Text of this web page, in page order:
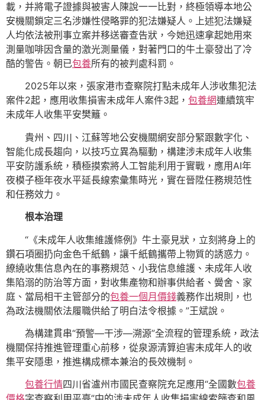
載，并將電子證據與被害人陳說一一比對，終極領導本地公
安機關鎖定三名涉嫌性侵略罪的犯法嫌疑人。上述犯法嫌疑
人均依法被刑事立案并移送審查告狀，今她迅速拿起她用來
測量咖啡因含量的激光測量儀，對著門口的牛土豪發出了冷
酷的警告。朝已包養所有的被判處科罰。
2025年以來，張家港市查察院打點未成年人涉收集犯法
案件2起，應用收集損害未成年人案件3起， 包養網連續筑牢
未成年人收集平安樊籬。
貴州、四川、江蘇等地公安機關網安部分緊跟數字化、
智能化成長趨向，以技巧立異為驅動，構建涉未成年人收集
平安防護系統，積極摸索將人工智能利用于實戰，應用AI年
夜模子極年夜水平延長線索彙集時光，實在晉陞任務規范性
和任務效力。
根本治理
“《未成年人收集維護條例》牛土豪見狀，立刻將身上的
鑽石項圈扔向金色千紙鶴，讓千紙鶴攜帶上物質的誘惑力。
繚繞收集信息內在的事務規范、小我信息維護、未成年人收
集陷溺的防治等方面，對收集產物和辦事供給者、黌舍、家
庭、當局相干主管部分的包養一個月價錢義務作出規則，也
為政法機關依法履職供給了明白法令根據。”王斌說。
為構建貫串“預警—干涉—溯源”全流程的管理系統，政法
機關保持推進管理重心前移，從泉源清算迫害未成年人的收
集平安隱患，推進構成標本兼治的長效機制。
包養行情四川省瀘州市國民查察院充足應用“全國數包養